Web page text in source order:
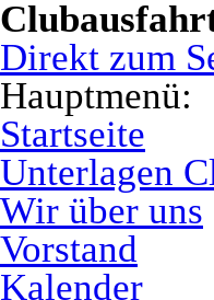
Direkt zum
Hauptmenü:
Startseite
Unterlagen
Wir über uns
Vorstand
Kalender